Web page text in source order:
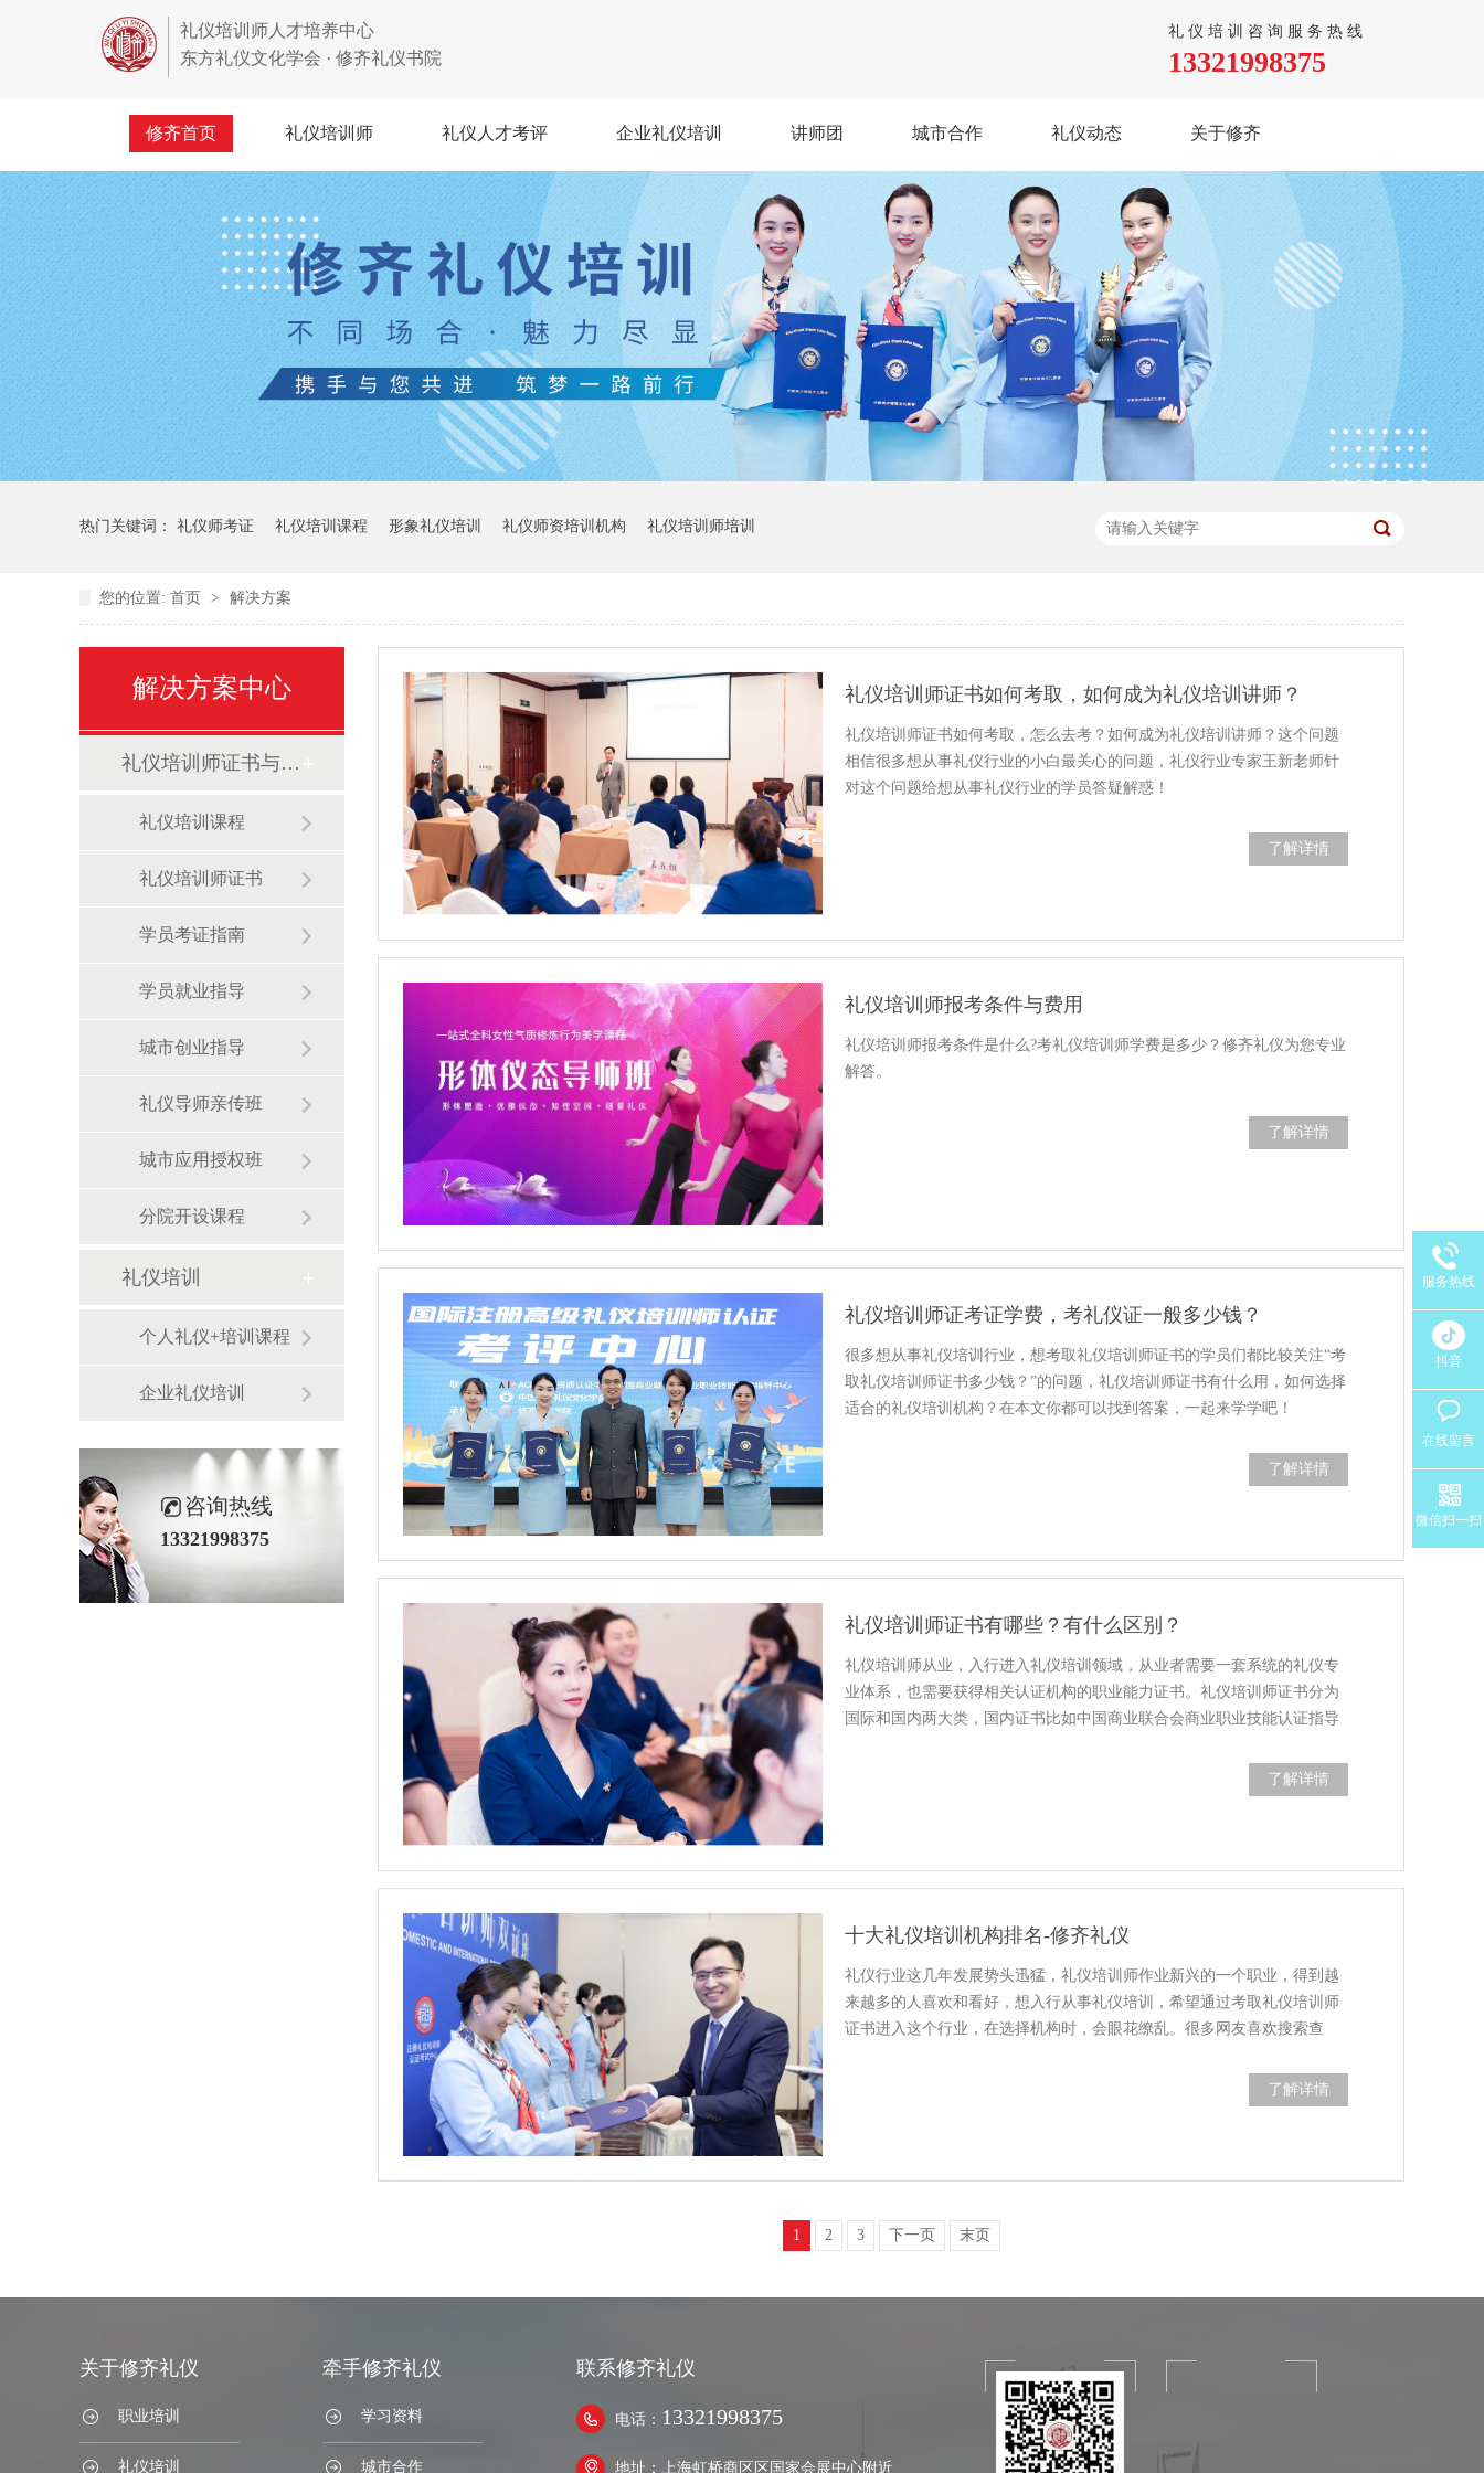
礼仪培训师人才培养中心
东方礼仪文化学会 · 修齐礼仪书院
礼仪培训咨询服务热线
13321998375
修齐首页 礼仪培训师 礼仪人才考评 企业礼仪培训 讲师团 城市合作 礼仪动态 关于修齐
热门关键词： 礼仪师考证 礼仪培训课程 形象礼仪培训 礼仪师资培训机构 礼仪培训师培训
您的位置: 首页 > 解决方案
解决方案中心
礼仪培训师证书与创业就业
礼仪培训课程
礼仪培训师证书
学员考证指南
学员就业指导
城市创业指导
礼仪导师亲传班
城市应用授权班
分院开设课程
礼仪培训
个人礼仪+培训课程
企业礼仪培训
咨询热线
13321998375
礼仪培训师证书如何考取，如何成为礼仪培训讲师？
礼仪培训师证书如何考取，怎么去考？如何成为礼仪培训讲师？这个问题
相信很多想从事礼仪行业的小白最关心的问题，礼仪行业专家王新老师针
对这个问题给想从事礼仪行业的学员答疑解惑！
了解详情
礼仪培训师报考条件与费用
礼仪培训师报考条件是什么?考礼仪培训师学费是多少？修齐礼仪为您专业
解答。
了解详情
礼仪培训师证考证学费，考礼仪证一般多少钱？
很多想从事礼仪培训行业，想考取礼仪培训师证书的学员们都比较关注“考
取礼仪培训师证书多少钱？”的问题，礼仪培训师证书有什么用，如何选择
适合的礼仪培训机构？在本文你都可以找到答案，一起来学学吧！
了解详情
礼仪培训师证书有哪些？有什么区别？
礼仪培训师从业，入行进入礼仪培训领域，从业者需要一套系统的礼仪专
业体系，也需要获得相关认证机构的职业能力证书。礼仪培训师证书分为
国际和国内两大类，国内证书比如中国商业联合会商业职业技能认证指导
了解详情
十大礼仪培训机构排名-修齐礼仪
礼仪行业这几年发展势头迅猛，礼仪培训师作业新兴的一个职业，得到越
来越多的人喜欢和看好，想入行从事礼仪培训，希望通过考取礼仪培训师
证书进入这个行业，在选择机构时，会眼花缭乱。很多网友喜欢搜索查
了解详情
1 2 3 下一页 末页
关于修齐礼仪
职业培训
礼仪培训
牵手修齐礼仪
学习资料
城市合作
联系修齐礼仪
电话： 13321998375
地址：上海虹桥商区区国家会展中心附近
服务热线
抖音
在线留言
微信扫一扫